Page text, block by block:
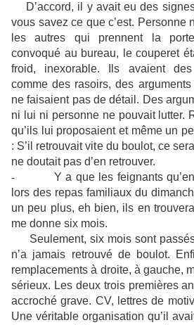
D’accord, il y avait eu des
vous savez ce que c’est. Personne
les autres qui prennent la
convoqué au bureau, le couperet
froid, inexorable. Ils avaient
comme des rasoirs, des
ne faisaient pas de détail. Des
ni lui ni personne ne pouvait lutter.
qu’ils lui proposaient et même un
: S’il retrouvait vite du boulot, ce
ne doutait pas d’en retrouver.
- Y a que les feignants
lors des repas familiaux du
un peu plus, eh bien, ils en
me donne six mois.
Seulement, six mois sont
n’a jamais retrouvé de boulot.
remplacements à droite, à gauche,
sérieux. Les deux trois premières
accroché grave. CV, lettres de
Une véritable organisation qu’il